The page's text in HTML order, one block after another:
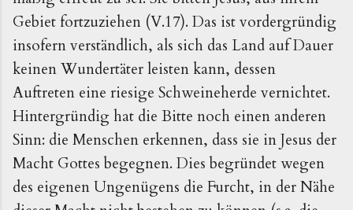
Gebiet fortzuziehen (V.17). Das ist vordergründig
insofern verständlich, als sich das Land auf Dauer
keinen Wundertäter leisten kann, dessen
Auftreten eine riesige Schweineherde vernichtet.
Hintergründig hat die Bitte noch einen anderen
Sinn: die Menschen erkennen, dass sie in Jesus der
Macht Gottes begegnen. Dies begründet wegen
des eigenen Ungenügens die Furcht, in der Nähe